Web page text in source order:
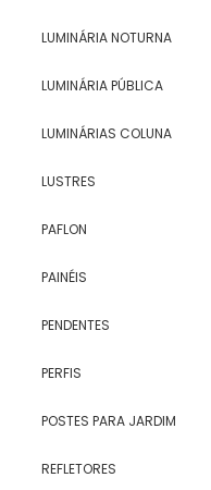
LUMINÁRIA NOTURNA
LUMINÁRIA PÚBLICA
LUMINÁRIAS COLUNA
LUSTRES
PAFLON
PAINÉIS
PENDENTES
PERFIS
POSTES PARA JARDIM
REFLETORES